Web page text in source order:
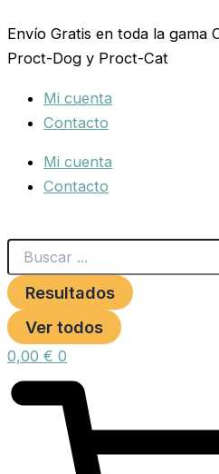
al
contenido
Envío Gratis en toda la gama
Proct-Dog y Proct-Cat
Mi cuenta
Contacto
Mi cuenta
Contacto
...
Resultados
Ver todos
0,00 € 0
Parrot
Breeder
3
cantidad